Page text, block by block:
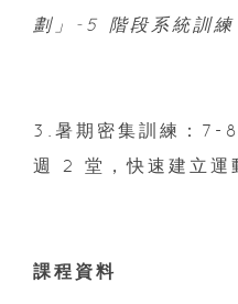
劃」-5 階段系統訓練
3.暑期密集訓練：7-
週 2 堂，快速建立運
課程資料